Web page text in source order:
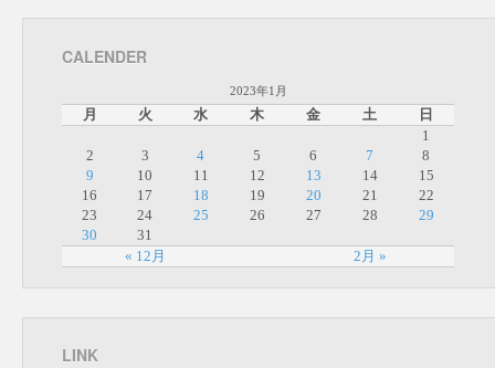
CALENDER
2023年1月
月 火 水 木 金 土 日
« 12月 2月 »
1
2
3 4 5 6 7
8
9
10 11 12 13 14
15
16
17 18 19 20 21
22
23
24 25 26 27 28
29
30
31
LINK